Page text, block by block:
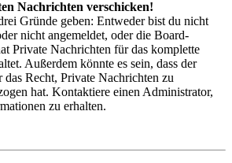
Nachrichten verschicken!
Gründe geben: Entweder bist du nicht
nicht angemeldet, oder die Board-
Private Nachrichten für das komplette
Außerdem könnte es sein, dass der
Recht, Private Nachrichten zu
hat. Kontaktiere einen Administrator,
zu erhalten.